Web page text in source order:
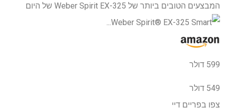
המבצעים הטובים ביותר של Weber Spirit EX-325 של היום
599 דולר
549 דולר
צפו בפריים דיי